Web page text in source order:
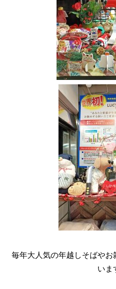
毎年大人気の年越しそばや
いま